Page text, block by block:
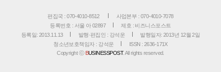
편집국 : 070-4010-8512
사업본부 : 070-4010-7078
등록번호 : 서울 아 02897
제호 : 비즈니스포스트
등록일: 2013.11.13
발행·편집인 : 강석운
발행일자: 2013년 12월 2일
청소년보호책임자 : 강석운
ISSN : 2636-171X
Copyright ⓒ BUSINESSPOST. All rights reserved.